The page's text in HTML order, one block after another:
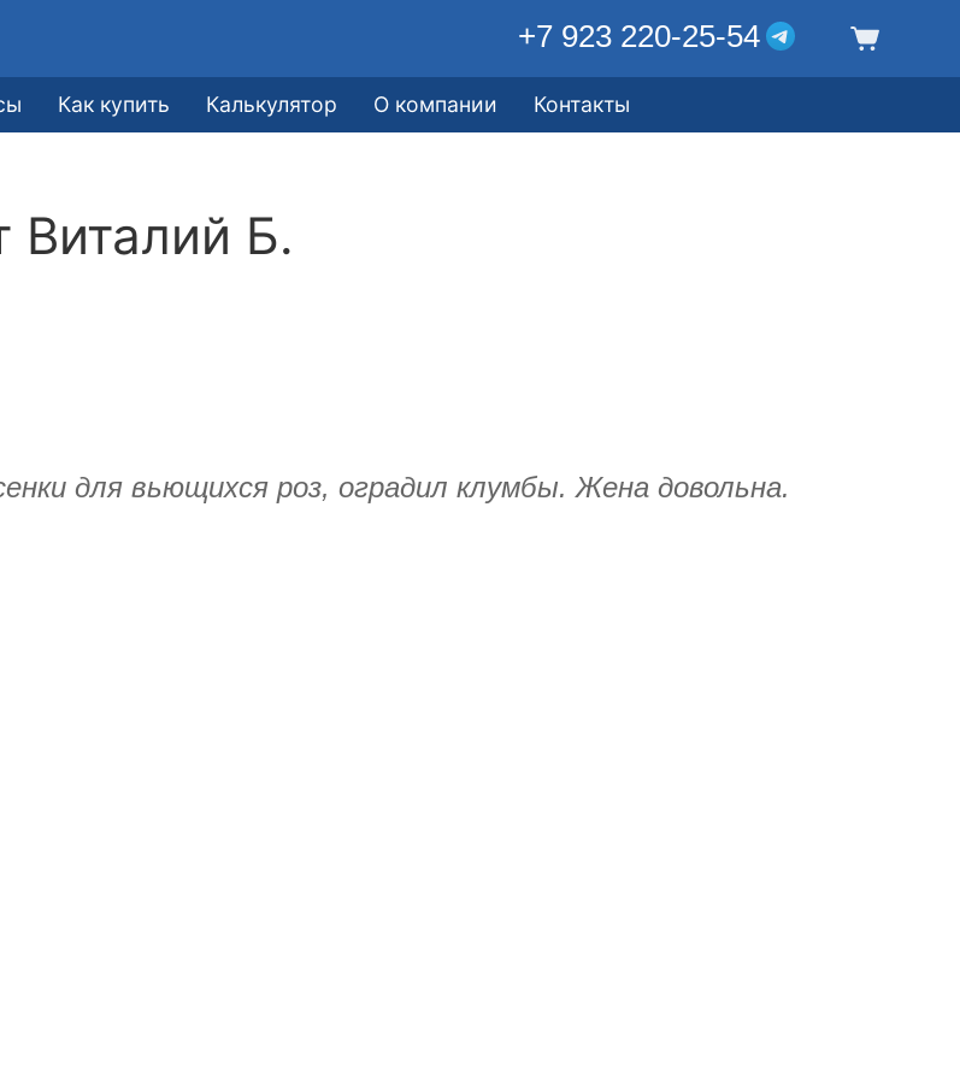
+7 923 220-25-54
Как купить Калькулятор О компании Контакты
Виталий Б.
для вьющихся роз, оградил клумбы. Жена довольна.